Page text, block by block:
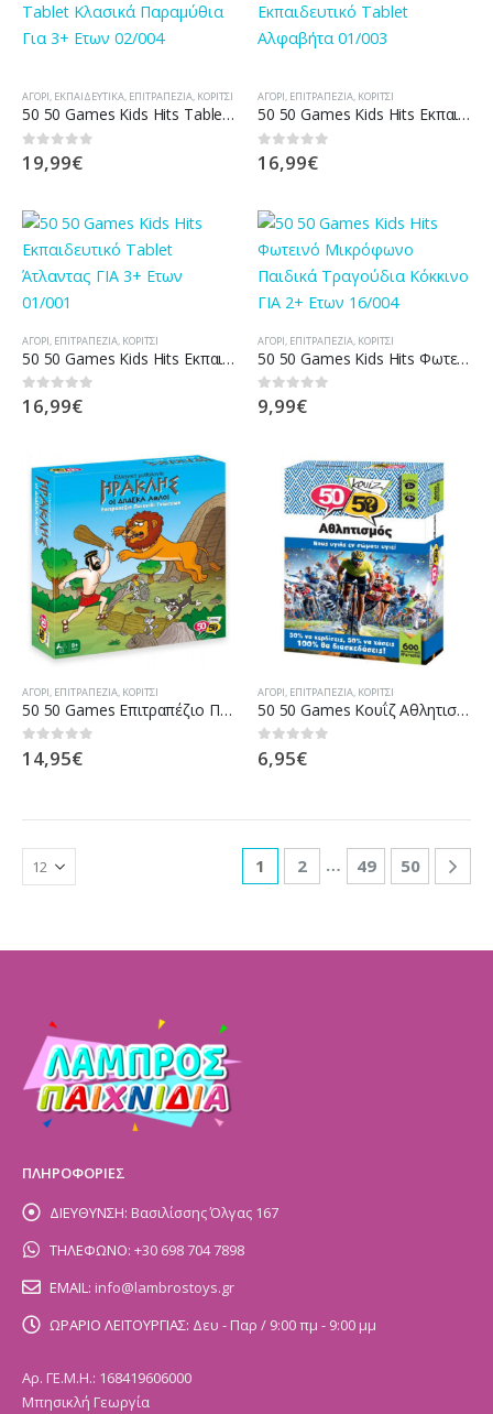
ΑΓΌΡΙ, ΕΚΠΑΙΔΕΥΤΙΚΆ, ΕΠΙΤΡΑΠΕΖΊΑ, ΚΟΡΊΤΣΙ
50 50 Games Kids Hits Tablet Κλασικά Παραμύθια Για 3+ Ετων 02/004
0 out of 5
19,99€
ΑΓΌΡΙ, ΕΠΙΤΡΑΠΕΖΊΑ, ΚΟΡΊΤΣΙ
50 50 Games Kids Hits Εκπαιδευτικό Tablet Αλφαβήτα 01/003
0 out of 5
16,99€
ΑΓΌΡΙ ΕΠΙΤΡΑΠΕΖΊΑ ΚΟΡΊΤΣΙ
50 50 Games Kids Hits Εκπαιδευτικό Tablet Άτλαντας ΓΙΑ 3+ Ετων 01/001
0 out of 5
16,99€
ΑΓΌΡΙ ΕΠΙΤΡΑΠΕΖΊΑ ΚΟΡΊΤΣΙ
50 50 Games Kids Hits Φωτεινό Μικρόφωνο Παιδικά Τραγούδια Κόκκινο ΓΙΑ 2+ Ετων 16/004
0out of 5
9,99€
ΑΓΌΡΙ, ΕΠΙΤΡΑΠΕΖΊΑ, ΚΟΡΊΤΣΙ
50 50 Games Επιτραπέζιο Παιχνίδι Γνώσεων Ηρακλής – Οι 12 Άθλοι 505201
0 out of 5
14,95€
ΑΓΌΡΙ, ΕΠΙΤΡΑΠΕΖΊΑ, ΚΟΡΊΤΣΙ
50 50 Games Κουΐζ Αθλητισμός 505006
0out of 5
6,95€
1 2 … 49 50
ΠΛΗΡΟΦΟΡΙΕΣ
ΔΙΕΥΘΥΝΣΗ: Βασιλίσσης Όλγας 167
ΤΗΛΕΦΩΝΟ: +30 698 704 7898
EMAIL: info@lambrostoys.gr
ΩΡΑΡΙΟ ΛΕΙΤΟΥΡΓΙΑΣ: Δευ - Παρ / 9:00 πμ - 9:00 μμ
Αρ. ΓΕ.Μ.Η.: 168419606000
Μπησικλή Γεωργία